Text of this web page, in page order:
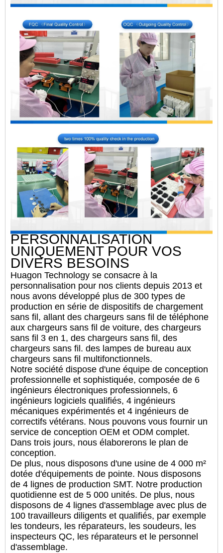
PERSONNALISATION
UNIQUEMENT POUR VOS
DIVERS BESOINS
Huagon Technology se consacre à la
personnalisation pour nos clients depuis 2013 et
nous avons développé plus de 300 types de
production en série de dispositifs de chargement
sans fil, allant des chargeurs sans fil de téléphone
aux chargeurs sans fil de voiture, des chargeurs
sans fil 3 en 1, des chargeurs sans fil, des
chargeurs sans fil. des lampes de bureau aux
chargeurs sans fil multifonctionnels.
Notre société dispose d'une équipe de conception
professionnelle et sophistiquée, composée de 6
ingénieurs électroniques professionnels, 6
ingénieurs logiciels qualifiés, 4 ingénieurs
mécaniques expérimentés et 4 ingénieurs de
correctifs vétérans. Nous pouvons vous fournir un
service de conception OEM et ODM complet.
Dans trois jours, nous élaborerons le plan de
conception.
De plus, nous disposons d'une usine de 4 000 m²
dotée d'équipements de pointe. Nous disposons
de 4 lignes de production SMT. Notre production
quotidienne est de 5 000 unités. De plus, nous
disposons de 4 lignes d'assemblage avec plus de
100 travailleurs diligents et qualifiés, par exemple
les tondeurs, les réparateurs, les soudeurs, les
inspecteurs QC, les réparateurs et le personnel
d'assemblage.